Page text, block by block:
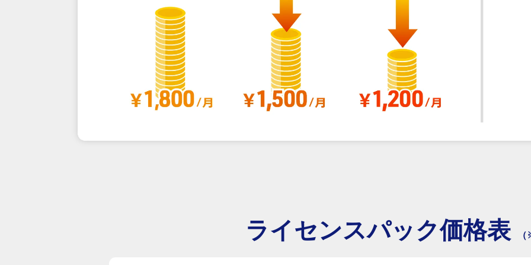
ライセンスパック価格表